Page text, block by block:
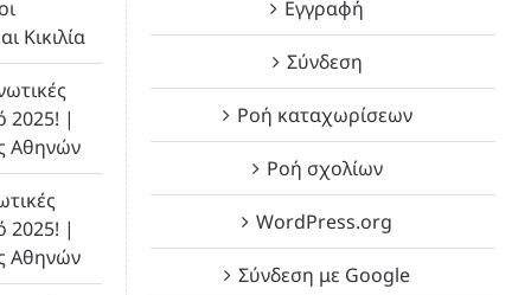
Κικιλία
2025! |
Αθηνών
2025! |
Αθηνών
Εγγραφή
Σύνδεση
Ροή καταχωρίσεων
Ροή σχολίων
WordPress.org
Σύνδεση με Google